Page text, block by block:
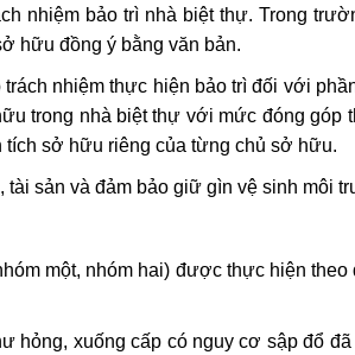
nhiệm bảo trì nhà biệt thự. Trong
hữu đồng ý bằng văn bản.
nhiệm thực hiện bảo trì đối với
trong nhà biệt thự với mức đóng
sở hữu riêng của từng chủ sở hữu.
sản và đảm bảo giữ gìn vệ sinh môi
một, nhóm hai) được thực hiện
xuống cấp có nguy cơ sập đổ